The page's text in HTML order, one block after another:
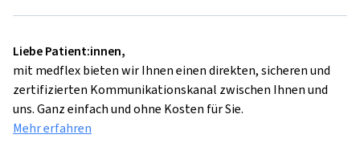
Liebe Patient:innen,
mit medflex bieten wir Ihnen einen direkten, sicheren und
zertifizierten Kommunikationskanal zwischen Ihnen und
uns. Ganz einfach und ohne Kosten für Sie.
Mehr erfahren